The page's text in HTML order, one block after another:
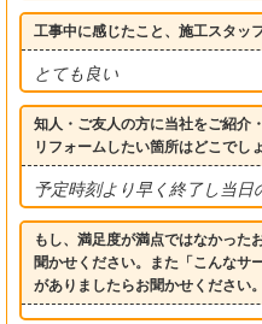
工事中に感じたこと、施工スタッ
とても良い
知人・ご友人の方に当社をご紹介
リフォームしたい箇所はどこでし
予定時刻より早く終了し当日
もし、満足度が満点ではなかった
聞かせください。また「こんなサ
がありましたらお聞かせください。